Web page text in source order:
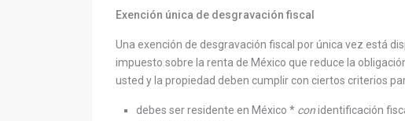
Exención única de desgravación fiscal
Una exención de desgravación fiscal por única vez está
impuesto sobre la renta de México que reduce la
usted y la propiedad deben cumplir con ciertos criterios
debes serresidente en México * conidentificación